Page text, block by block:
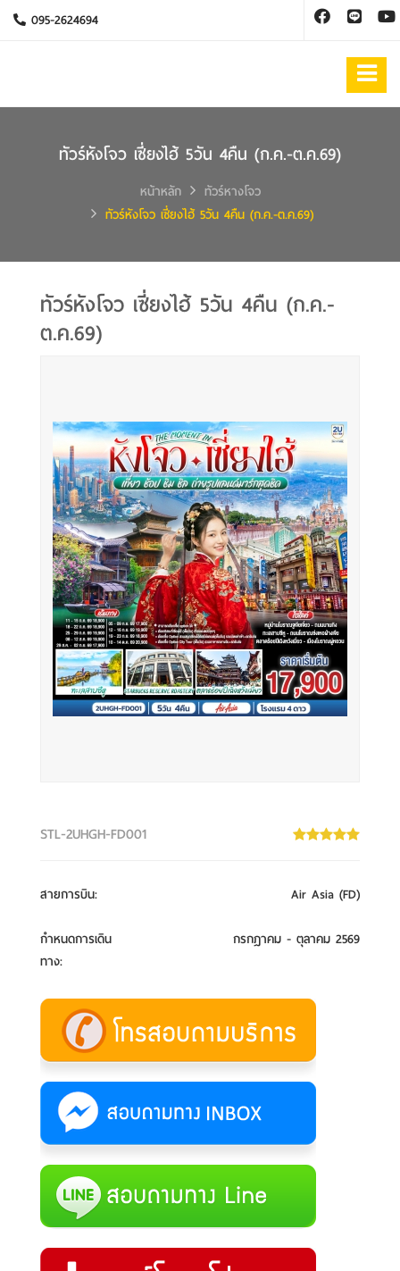
095-2624694
ทัวร์หังโจว เซี่ยงไฮ้ 5วัน 4คืน (ก.ค.-ต.ค.69)
หน้าหลัก
ทัวร์หางโจว
ทัวร์หังโจว เซี่ยงไฮ้ 5วัน 4คืน (ก.ค.-ต.ค.69)
ทัวร์หังโจว เซี่ยงไฮ้ 5วัน 4คืน (ก.ค.-
ต.ค.69)
STL-2UHGH-FD001
สายการบิน: Air Asia (FD)
กำหนดการเดิน
ทาง:
กรกฎาคม - ตุลาคม 2569